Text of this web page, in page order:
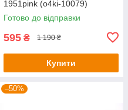
1951pink (o4ki-10079)
Готово до відправки
595 ₴ 1 190 ₴
Купити
–50%